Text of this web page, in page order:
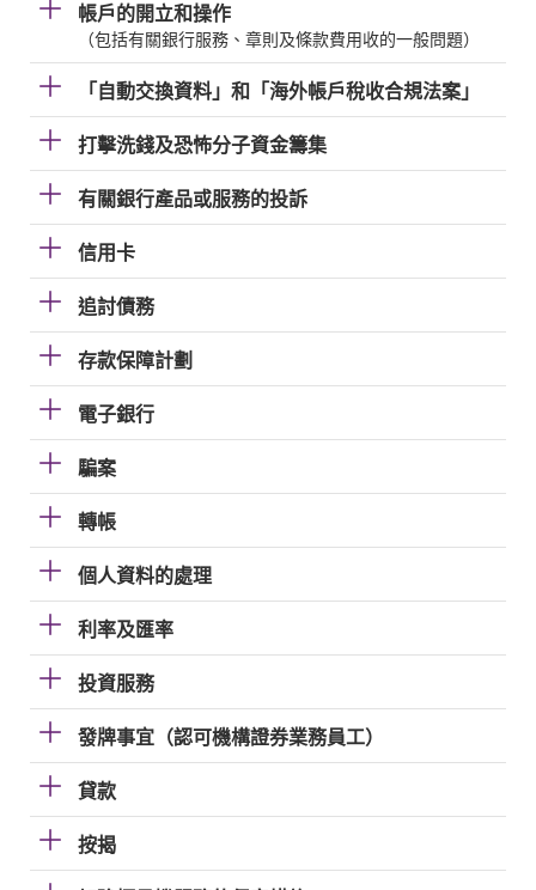
帳戶的開立和操作
（包括有關銀行服務、章則及條款費用收的一般問題）
「自動交換資料」和「海外帳戶稅收合規法案」
打擊洗錢及恐怖分子資金籌集
有關銀行產品或服務的投訴
信用卡
追討債務
存款保障計劃
電子銀行
騙案
轉帳
個人資料的處理
利率及匯率
投資服務
發牌事宜（認可機構證券業務員工）
貸款
按揭